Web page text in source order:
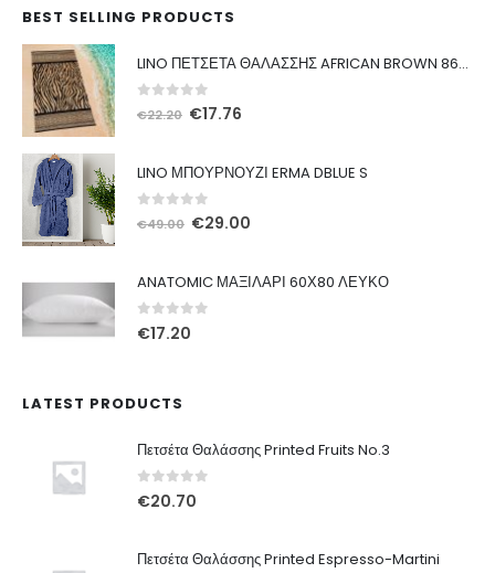
BEST SELLING PRODUCTS
LINO ΠΕΤΣΕΤΑ ΘΑΛΑΣΣΗΣ AFRICAN BROWN 86X160
out of 5
€22.20 Original
€17.76
LINO ΜΠΟΥΡΝΟΥΖΙ ERMA DBLUE S
out of 5
€49.00 Original
€29.00
ANATOMIC ΜΑΞΙΛΑΡΙ 60Χ80 ΛΕΥΚΟ
0out of 5
€17.20
LATEST PRODUCTS
Πετσέτα Θαλάσσης Printed Fruits No.3
0out of 5
€20.70
Πετσέτα Θαλάσσης Printed Espresso-Martini